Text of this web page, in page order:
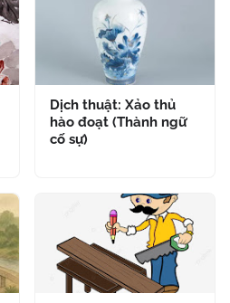
Dịch thuật: Xảo thủ
hào đoạt (Thành ngữ
cố sự)